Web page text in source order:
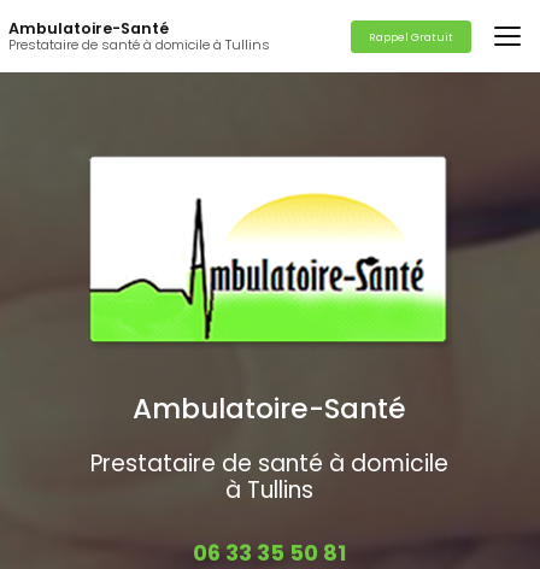
au
contenu
principal
Ambulatoire-Santé
Prestataire de santé à domicile à Tullins Rappel Gratuit
Ambulatoire-Santé
Prestataire de santé à domicile
à Tullins
06 33 35 50 81